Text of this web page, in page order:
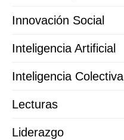
Innovación Social
Inteligencia Artificial
Inteligencia Colectiva
Lecturas
Liderazgo